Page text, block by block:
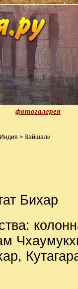
фотогалерея
> Вайшали
Бихар